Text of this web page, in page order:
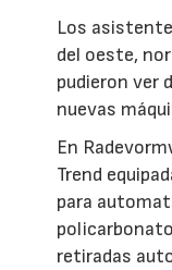
Los
del oeste,
pudieron ver
nuevas
En
Trend
para
retiradas